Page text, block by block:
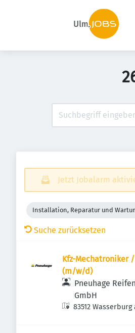
Jetzt Jobalarm
Installation, Reparatur und
Suche zurücksetzen
Kfz-Mechatroniker
(m/w/d)
Pneuhage
GmbH
83512